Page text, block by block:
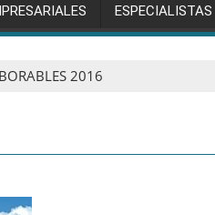
ESPECIALISTAS
2016